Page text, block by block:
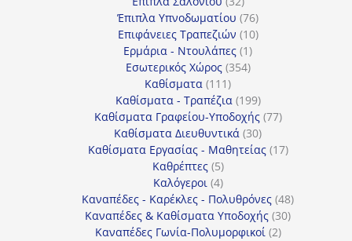
προϊόντα
Έπιπλα Υπνοδωματίου 7676
προϊόντα
Επιφάνειες Τραπεζιών 1010
Ερμάρια - Ντουλάπες 11
προϊόν
Εσωτερικός Χώρος 354354
Καθίσματα 111111
προϊόντα
Καθίσματα - Τραπέζια 199199
προϊόντα
Καθίσματα Γραφείου-Υποδοχής 7777
Καθίσματα Διευθυντικά 3030
προϊόντα
Καθίσματα Εργασίας - Μαθητείας 1717
Καθρέπτες 55
προϊόντα
Καλόγεροι 44
προϊόντα
Καναπέδες - Καρέκλες - Πολυθρόνες 4848
προϊόντα
Καναπέδες & Καθίσματα Υποδοχής 3030
Καναπέδες Γωνία-Πολυμορφικοί 22